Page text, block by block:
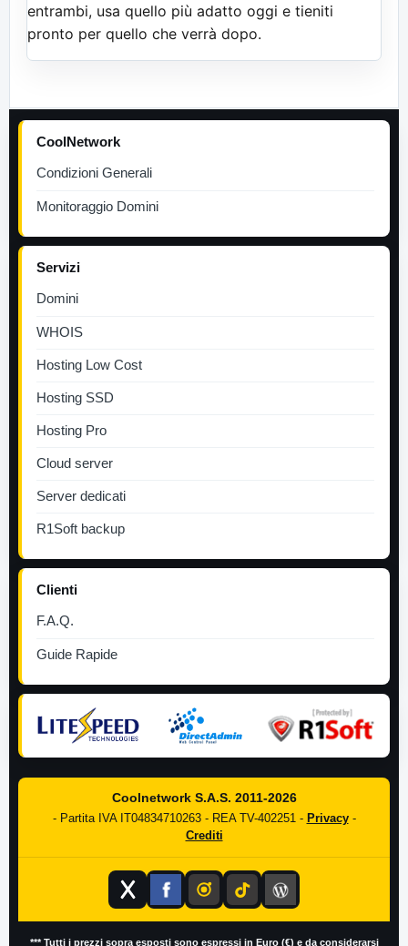
entrambi, usa quello più adatto oggi e tieniti
pronto per quello che verrà dopo.
CoolNetwork
Condizioni Generali
Monitoraggio Domini
Servizi
Domini
WHOIS
Hosting Low Cost
Hosting SSD
Hosting Pro
Cloud server
Server dedicati
R1Soft backup
Clienti
F.A.Q.
Guide Rapide
Coolnetwork S.A.S. 2011-2026
- Partita IVA IT04834710263 - REA TV-402251 - Privacy-
Crediti
*** Tutti i prezzi sopra esposti sono espressi in Euro (€) e da considerarsi